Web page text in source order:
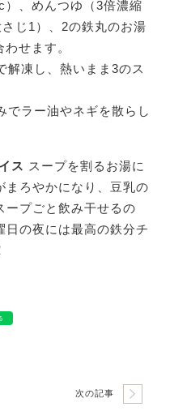
、めんつゆ（3倍濃縮
じ1）、2の鉄丸のお湯
せます。
解凍し、熱いまま3のス
でラー油やネギを散らし
ス スープを割るお湯に
まろやかになり、豆乳の
ープごと飲み干せるの
日の夜には最高の鉄分チ
次の記事